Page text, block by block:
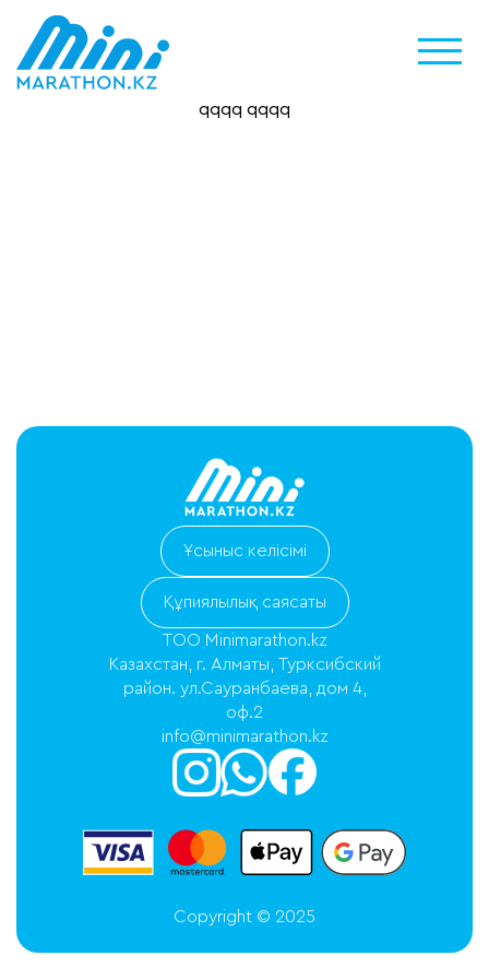
qqqq qqqq
Ұсыныс келісімі
Құпиялылық саясаты
ТОО Minimarathon.kz
Казахстан, г. Алматы, Турксибский
район. ул.Сауранбаева, дом 4,
оф.2
info@minimarathon.kz
Copyright © 2025